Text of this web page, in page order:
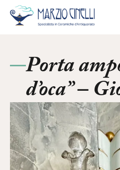
Porta
d’oca” –